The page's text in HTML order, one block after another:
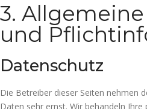
3.
und
Datenschutz
Die Betreiber dieser Seiten nehmen
Daten sehr ernst. Wir behandeln